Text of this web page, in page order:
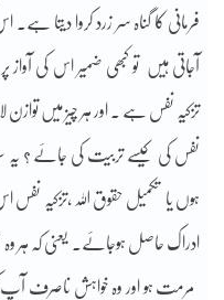
فرمانی کا گناہ سر زرد کروا دیتا
آجاتی ہیں تو کبھی ضمیر اس کی آواز
تزکیہ نفس ہے ۔ اور ہر چیز میں
نفس کی کیسے تربیت کی جائے ؟
ہوں یا تکمیل حقوق اللہ ،تزکیہ
ادراک حاصل ہوجائے۔ یعنی کہ
مرمت ہو اور وہ خواہش ناصرف آپ